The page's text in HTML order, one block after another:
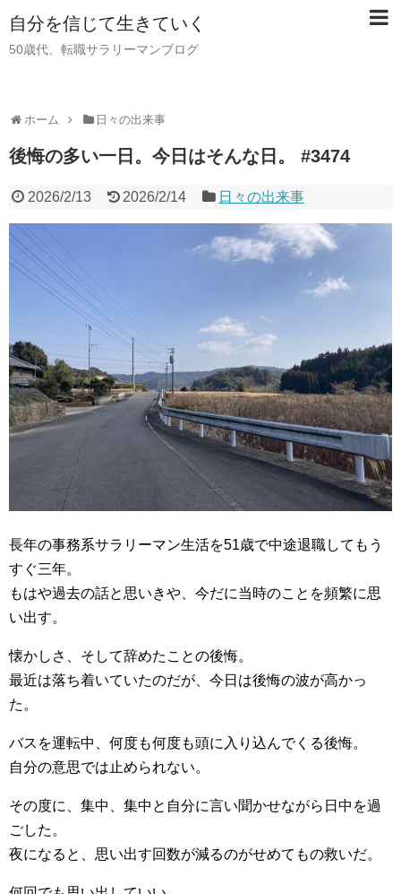
自分を信じて生きていく
50歳代、転職サラリーマンブログ
ホーム 日々の出来事
後悔の多い一日。今日はそんな日。 #3474
2026/2/13 2026/2/14 日々の出来事
長年の事務系サラリーマン生活を51歳で中途退職してもう
すぐ三年。
もはや過去の話と思いきや、今だに当時のことを頻繁に思
い出す。
懐かしさ、そして辞めたことの後悔。
最近は落ち着いていたのだが、今日は後悔の波が高かっ
た。
バスを運転中、何度も何度も頭に入り込んでくる後悔。
自分の意思では止められない。
その度に、集中、集中と自分に言い聞かせながら日中を過
ごした。
夜になると、思い出す回数が減るのがせめてもの救いだ。